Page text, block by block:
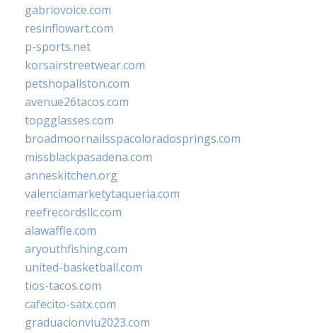
gabriovoice.com
resinflowart.com
p-sports.net
korsairstreetwear.com
petshopallston.com
avenue26tacos.com
topgglasses.com
broadmoornailsspacoloradosprings.com
missblackpasadena.com
anneskitchen.org
valenciamarketytaqueria.com
reefrecordsllc.com
alawaffle.com
aryouthfishing.com
united-basketball.com
tios-tacos.com
cafecito-satx.com
graduacionviu2023.com